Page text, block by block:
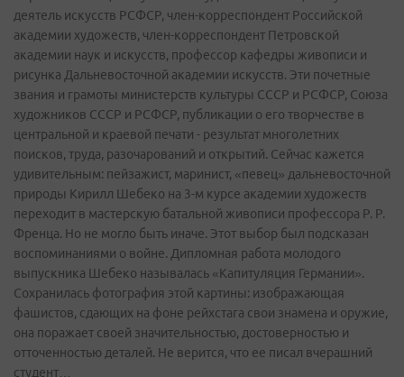
деятель искусств РСФСР, член-корреспондент Российской
академии художеств, член-корреспондент Петровской
академии наук и искусств, профессор кафедры живописи и
рисунка Дальневосточной академии искусств. Эти почетные
звания и грамоты министерств культуры СССР и РСФСР, Союза
художников СССР и РСФСР, публикации о его творчестве в
центральной и краевой печати - результат многолетних
поисков, труда, разочарований и открытий. Сейчас кажется
удивительным: пейзажист, маринист, «певец» дальневосточной
природы Кирилл Шебеко на 3-м курсе академии художеств
переходит в мастерскую батальной живописи профессора Р. Р.
Френца. Но не могло быть иначе. Этот выбор был подсказан
воспоминаниями о войне. Дипломная работа молодого
выпускника Шебеко называлась «Капитуляция Германии».
Сохранилась фотография этой картины: изображающая
фашистов, сдающих на фоне рейхстага свои знамена и оружие,
она поражает своей значительностью, достоверностью и
отточенностью деталей. Не верится, что ее писал вчерашний
студент…